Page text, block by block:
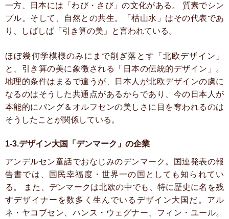
一方、日本には「わび・さび」の文化がある。
質素でシン
プル。そして、自然との共生。「枯山水」はその代表であ
り、しばしば「引き算の美」と言われている。
ほぼ幾何学模様のみにまで削ぎ落とす「北欧デザイン」
と、引き算の美に象徴される「日本の伝統的デザイン」。
地理的条件はまるで違うが、日本人が北欧デザインの虜に
なるのはそうした共通点があるからであり、今の日本人が
本能的にバング＆オルフセンの美しさに目を奪われるのは
そうしたことが関係している。
1-3.デザイン大国「デンマーク」の企業
アンデルセン童話でおなじみのデンマーク。国連発表の報
告書では、国民幸福度・世界一の国としても知られてい
る。
また、デンマークは北欧の中でも、特に歴史に名を残
すデザイナーを数多く生んでいるデザイン大国だ。アル
ネ・ヤコブセン、ハンス・ウェグナー、フィン・ユール。